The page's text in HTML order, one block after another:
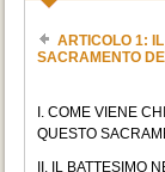
ARTICOLO 1: IL
SACRAMENTO
I. COME VIENE
QUESTO
II. IL BATTESIMO